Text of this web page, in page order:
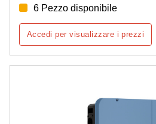
6 Pezzo disponibile
Accedi per visualizzare i prezzi